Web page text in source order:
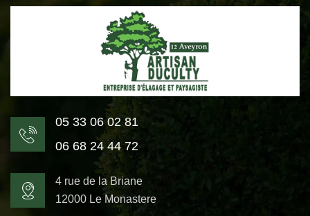
05 33 06 02 81
06 68 24 44 72
4 rue de la Briane
12000 Le Monastere